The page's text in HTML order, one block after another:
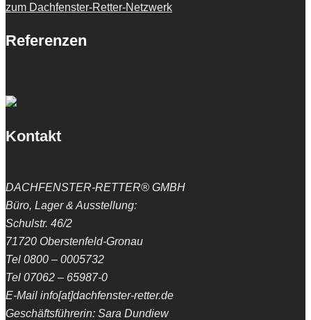
zum Dachfenster-Retter-Netzwerk
Referenzen
Kontakt
DACHFENSTER-RETTER® GMBH
Büro, Lager & Ausstellung:
Schulstr. 46/2
71720 Oberstenfeld-Gronau
Tel 0800 – 0005732
Tel 07062 – 65987-0
E-Mail info[at]dachfenster-retter.de
Geschäftsführerin: Sara Dundiew